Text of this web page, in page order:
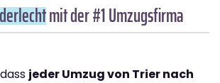
mit der #1 Umzugsfirma
jeder Umzug von Trier nach